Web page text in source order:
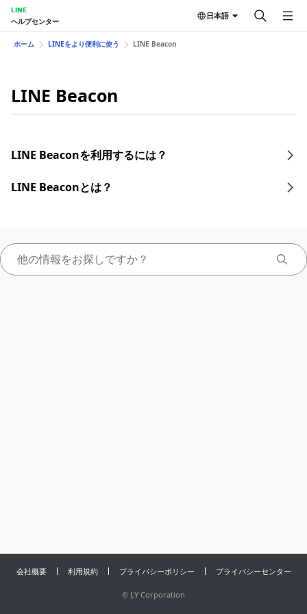
LINE
ヘルプセンター
日本語
ホーム LINEをより便利に使う LINE Beacon
LINE Beacon
LINE Beaconを利用するには？
LINE Beaconとは？
会社概要 利用規約 プライバシーポリシー プライバシーセンター
© LY Corporation